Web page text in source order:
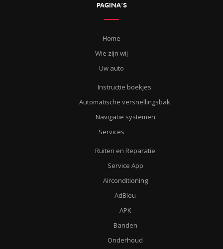
PAGINA’S
Home
Wie zijn wij
Uw auto
Instructie boekjes.
Automatische versnellingsbak.
Navigatie systemen
Services
Ruiten en Reparatie
Service App
Airconditioning
AdBleu
APK
Banden
Onderhoud